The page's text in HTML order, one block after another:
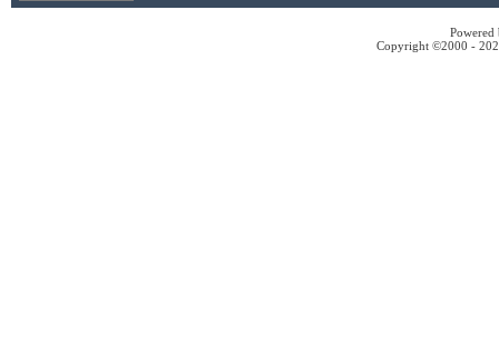
Copyright ©2000 -